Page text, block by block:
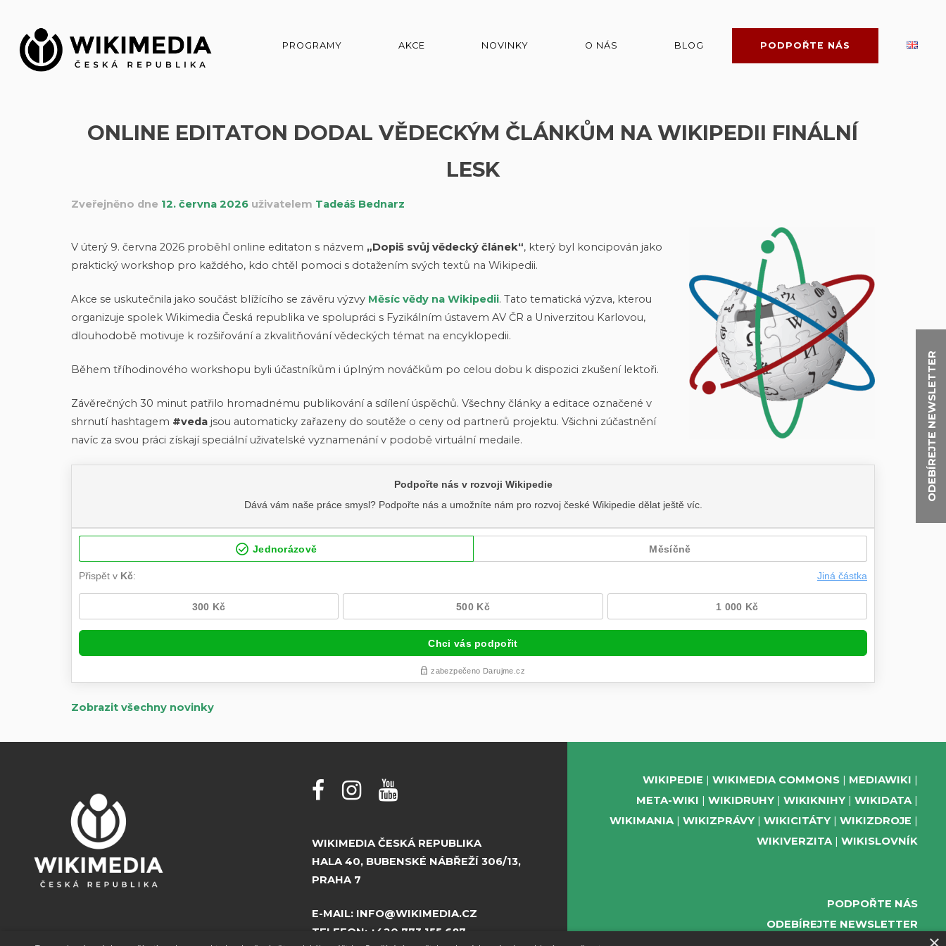
ODEBÍREJTE NEWSLETTER
obsah
PROGRAMY AKCE NOVINKY O NÁS BLOG PODPOŘTE NÁS
ONLINE EDITATON DODAL VĚDECKÝM ČLÁNKŮM NA WIKIPEDII FINÁLNÍ
LESK
Zveřejněno dne 12. června 2026uživatelem Tadeáš Bednarz
V úterý 9. června 2026 proběhl online editaton s názvem „Dopiš svůj vědecký článek“, který byl koncipován jako
praktický workshop pro každého, kdo chtěl pomoci s dotažením svých textů na Wikipedii.
Akce se uskutečnila jako součást blížícího se závěru výzvy Měsíc vědy na Wikipedii. Tato tematická výzva, kterou
organizuje spolek Wikimedia Česká republika ve spolupráci s Fyzikálním ústavem AV ČR a Univerzitou Karlovou,
dlouhodobě motivuje k rozšiřování a zkvalitňování vědeckých témat na encyklopedii.
Během tříhodinového workshopu byli účastníkům i úplným nováčkům po celou dobu k dispozici zkušení lektoři.
Závěrečných 30 minut patřilo hromadnému publikování a sdílení úspěchů. Všechny články a editace označené v
shrnutí hashtagem #vedajsou automaticky zařazeny do soutěže o ceny od partnerů projektu. Všichni zúčastnění
navíc za svou práci získají speciální uživatelské vyznamenání v podobě virtuální medaile.
Zobrazit všechny novinky
WIKIMEDIA ČESKÁ REPUBLIKA
HALA 40, BUBENSKÉ NÁBŘEŽÍ 306/13,
PRAHA 7
E-MAIL: INFO@WIKIMEDIA.CZ
TELEFON: +420 773 155 687
WIKIPEDIE WIKIMEDIA COMMONS
MEDIAWIKI
META-WIKI
WIKIDRUHY WIKIKNIHY
WIKIDATA
WIKIMANIA
WIKIZPRÁVY WIKICITÁTY
WIKIZDROJE
WIKIVERZITA
WIKISLOVNÍK
PODPOŘTE NÁS
ODEBÍREJTE NEWSLETTER